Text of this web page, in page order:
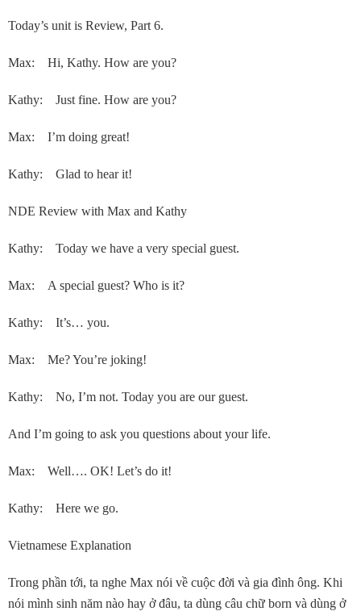
Today’s unit is Review, Part 6.
Max: Hi, Kathy. How are you?
Kathy: Just fine. How are you?
Max: I’m doing great!
Kathy: Glad to hear it!
NDE Review with Max and Kathy
Kathy: Today we have a very special guest.
Max: A special guest? Who is it?
Kathy: It’s… you.
Max: Me? You’re joking!
Kathy: No, I’m not. Today you are our guest.
And I’m going to ask you questions about your life.
Max: Well…. OK! Let’s do it!
Kathy: Here we go.
Vietnamese Explanation
Trong phần tới, ta nghe Max nói về cuộc đời và gia đình ông. Khi
nói mình sinh năm nào hay ở đâu, ta dùng câu chữ born và dùng ở